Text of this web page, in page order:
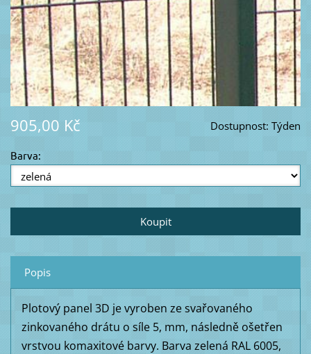
Dostupnost: Týden
905,00 Kč
Barva:
Popis
Plotový panel 3D je vyroben ze svařovaného
zinkovaného drátu o síle 5, mm, následně ošetřen
vrstvou komaxitové barvy. Barva zelená RAL 6005,